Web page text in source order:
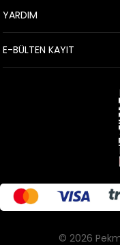
YARDIM
E-BÜLTEN KAYIT
© 2026